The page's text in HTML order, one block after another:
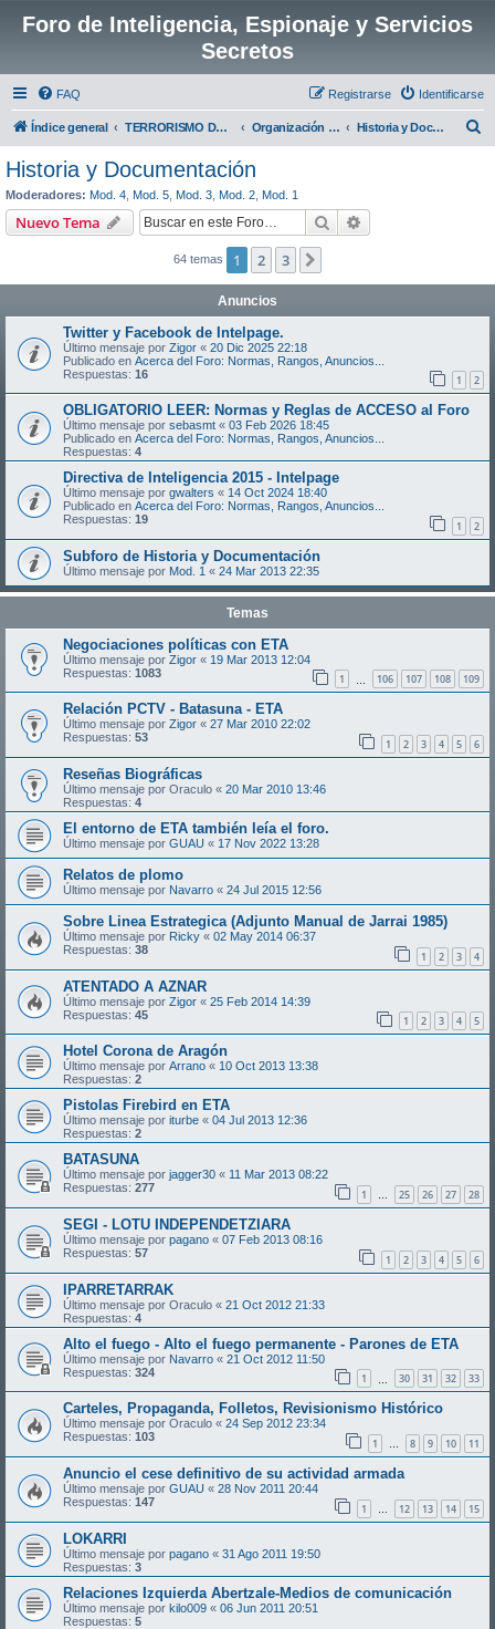
Foro de Inteligencia, Espionaje y Servicios
Secretos
FAQ Identificarse
Registrarse
Índice general TERRORISMO DE E.T.A Organización Terrorista ETA Historia y Documentación
Historia y Documentación
Moderadores: Mod. 4 Mod. 5 Mod. 3 Mod. 2 Mod. 1
Nuevo Tema Buscar
64 temas 1 2 3
Anuncios
Twitter y Facebook de Intelpage.
Último mensaje por Zigor « 20 Dic 2025 22:18
Publicado en Acerca del Foro: Normas, Rangos, Anuncios...
Respuestas: 16 1 2
OBLIGATORIO LEER: Normas y Reglas de ACCESO al Foro
Último mensaje por sebasmt « 03 Feb 2026 18:45
Publicado en Acerca del Foro: Normas, Rangos, Anuncios...
Respuestas: 4
Directiva de Inteligencia 2015 - Intelpage
Último mensaje por gwalters « 14 Oct 2024 18:40
Publicado en Acerca del Foro: Normas, Rangos, Anuncios...
Respuestas: 19 1 2
Subforo de Historia y Documentación
Último mensaje por Mod. 1 « 24 Mar 2013 22:35
Temas
Negociaciones políticas con ETA
Último mensaje por Zigor « 19 Mar 2013 12:04
Respuestas: 1083 1 106 107 108 109
Relación PCTV - Batasuna - ETA
Último mensaje por Zigor « 27 Mar 2010 22:02
Respuestas: 53 1 2 3 4 5 6
Reseñas Biográficas
Último mensaje por Oraculo « 20 Mar 2010 13:46
Respuestas: 4
El entorno de ETA también leía el foro.
Último mensaje por GUAU « 17 Nov 2022 13:28
Relatos de plomo
Último mensaje por Navarro « 24 Jul 2015 12:56
Sobre Linea Estrategica (Adjunto Manual de Jarrai 1985)
Último mensaje por Ricky « 02 May 2014 06:37
Respuestas: 38 1 2 3 4
ATENTADO A AZNAR
Último mensaje por Zigor « 25 Feb 2014 14:39
Respuestas: 45 1 2 3 4 5
Hotel Corona de Aragón
Último mensaje por Arrano « 10 Oct 2013 13:38
Respuestas: 2
Pistolas Firebird en ETA
Último mensaje por iturbe « 04 Jul 2013 12:36
Respuestas: 2
BATASUNA
Último mensaje por jagger30 « 11 Mar 2013 08:22
Respuestas: 277 1 … 25 26 27 28
SEGI - LOTU INDEPENDETZIARA
Último mensaje por pagano « 07 Feb 2013 08:16
Respuestas: 57 1 2 3 4 5 6
IPARRETARRAK
Último mensaje por Oraculo « 21 Oct 2012 21:33
Respuestas: 4
Alto el fuego - Alto el fuego permanente - Parones de ETA
Último mensaje por Navarro « 21 Oct 2012 11:50
Respuestas: 324 1 30 31 32 33
Carteles, Propaganda, Folletos, Revisionismo Histórico
Último mensaje por Oraculo « 24 Sep 2012 23:34
Respuestas: 103 1 … 8 9 10 11
Anuncio el cese definitivo de su actividad armada
Último mensaje por GUAU « 28 Nov 2011 20:44
Respuestas: 147 1 … 12 13 14 15
LOKARRI
Último mensaje por pagano « 31 Ago 2011 19:50
Respuestas: 3
Relaciones Izquierda Abertzale-Medios de comunicación
Último mensaje por kilo009 « 06 Jun 2011 20:51
Respuestas: 5